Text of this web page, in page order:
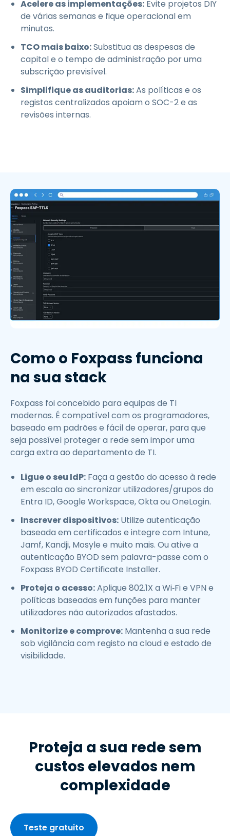
Acelere as implementações: Evite projetos DIY
de várias semanas e fique operacional em
minutos.
TCO mais baixo:Substitua as despesas de
capital e o tempo de administração por uma
subscrição previsível.
Simplifique as auditorias:As políticas e os
registos centralizados apoiam o SOC-2 e as
revisões internas.
Como o Foxpass funciona
na sua stack
Foxpass foi concebido para equipas de TI
modernas. É compatível com os programadores,
baseado em padrões e fácil de operar, para que
seja possível proteger a rede sem impor uma
carga extra ao departamento de TI.
Ligue o seu IdP: Faça a gestão do acesso à rede
em escala ao sincronizar utilizadores/grupos do
Entra ID, Google Workspace, Okta ou OneLogin.
Inscrever dispositivos: Utilize autenticação
baseada em certificados e integre com Intune,
Jamf, Kandji, Mosyle e muito mais. Ou ative a
autenticação BYOD sem palavra-passe com o
Foxpass BYOD Certificate Installer.
Proteja o acesso:Aplique 802.1X a Wi‑Fi e VPN e
políticas baseadas em funções para manter
utilizadores não autorizados afastados.
Monitorize e comprove: Mantenha a sua rede
sob vigilância com registo na cloud e estado de
visibilidade.
Proteja a sua rede sem
custos elevados nem
complexidade
Teste gratuito